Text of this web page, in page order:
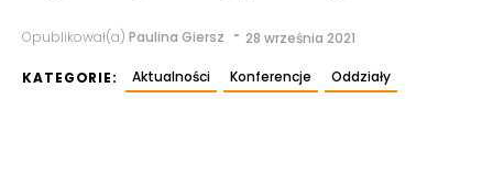
Opublikował(a) Paulina Giersz - 28 września 2021
KATEGORIE: Aktualności Konferencje Oddziały